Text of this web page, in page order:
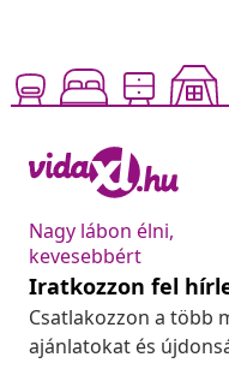
Nagy lábon élni,
kevesebbért
Iratkozzon fel
Csatlakozzon a több
ajánlatokat és